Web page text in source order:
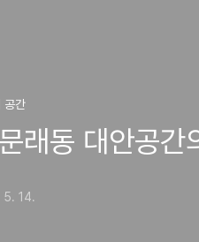
공간
래동 대안공간
5. 14.